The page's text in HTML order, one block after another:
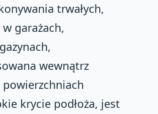
trwałych,
garażach,
wewnątrz
krycie podłoża, jest